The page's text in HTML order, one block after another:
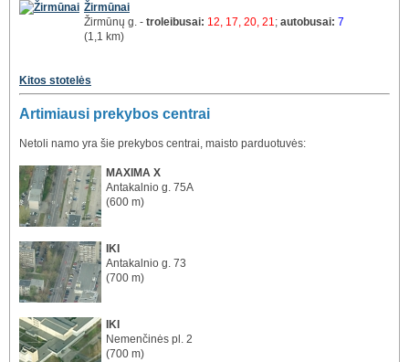
Žirmūnai
Žirmūnų g. - troleibusai: 12, 17, 20, 21; autobusai: 7
(1,1 km)
Kitos stotelės
Artimiausi prekybos centrai
Netoli namo yra šie prekybos centrai, maisto parduotuvės:
MAXIMA X
Antakalnio g. 75A
(600 m)
IKI
Antakalnio g. 73
(700 m)
IKI
Nemenčinės pl. 2
(700 m)